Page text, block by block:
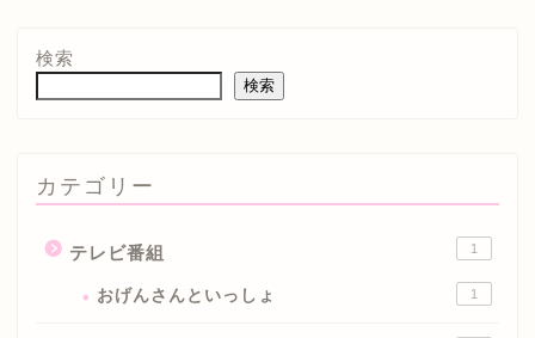
検索
検索
カテゴリー
テレビ番組 1
おげんさんといっしょ 1